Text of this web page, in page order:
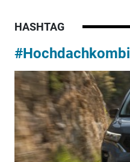
HASHTAG
#Hochdachkombi